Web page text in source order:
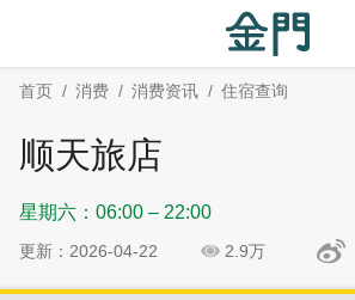
主
首页 消费 消费资讯 住宿查询
顺天旅店
星期六：06:00 – 22:00
更新：2026-04-22 2.9万
社